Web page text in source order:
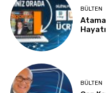
BÜLTEN
BÜLTEN